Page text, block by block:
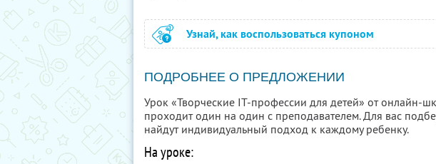
Узнай, как воспользоваться купоном
ПОДРОБНЕЕ О ПРЕДЛОЖЕНИИ
Урок «Творческие IT-профессии для детей» от онлайн-
проходит один на один с преподавателем. Для вас
найдут индивидуальный подход к каждому ребенку.
На уроке: